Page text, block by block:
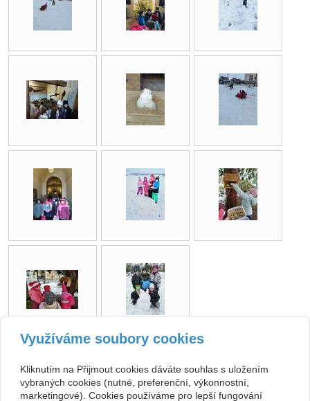
Využíváme soubory cookies
Kliknutím na Přijmout cookies dáváte souhlas s uložením
vybraných cookies (nutné, preferenční, výkonnostní,
marketingové). Cookies používáme pro lepší fungování